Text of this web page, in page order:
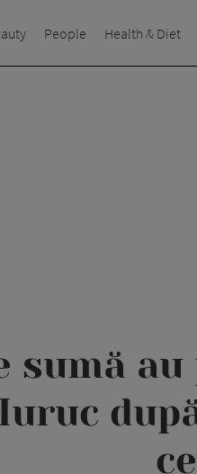
People Health & Diet
sumă
Iuruc